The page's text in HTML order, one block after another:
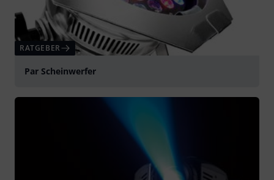
RATGEBER
Par Scheinwerfer